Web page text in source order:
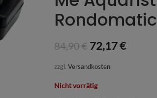
84,90€ 72,17€
zzgl. Versandkosten
Nicht vorrätig